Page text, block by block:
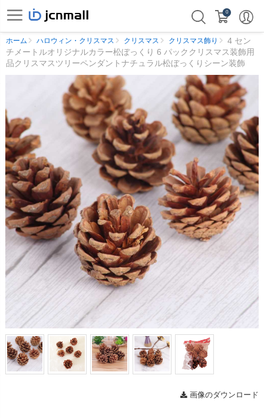
0
ホーム ハロウィン・クリスマス クリスマス クリスマス飾り
4 セン
チメートルオリジナルカラー松ぼっくり 6 パッククリスマス装飾用
品クリスマスツリーペンダントナチュラル松ぼっくりシーン装飾
画像のダウンロード